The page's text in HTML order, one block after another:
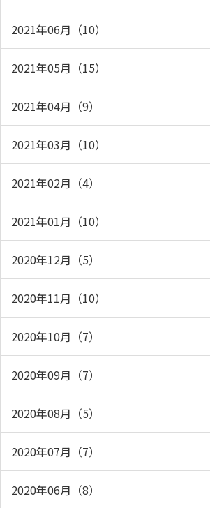
2021年06月（10）
2021年05月（15）
2021年04月（9）
2021年03月（10）
2021年02月（4）
2021年01月（10）
2020年12月（5）
2020年11月（10）
2020年10月（7）
2020年09月（7）
2020年08月（5）
2020年07月（7）
2020年06月（8）